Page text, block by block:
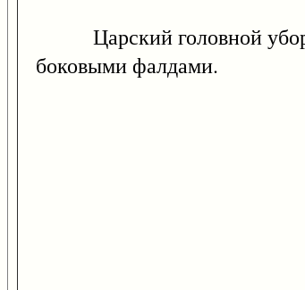
Царский головной убор,
боковыми фалдами.